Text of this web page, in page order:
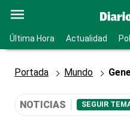
Última Hora Actualidad
Portada Mundo
NOTICIAS SEGUIR